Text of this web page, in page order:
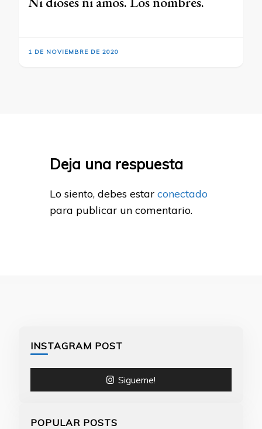
1 DE NOVIEMBRE DE 2020
Deja una respuesta
Lo siento, debes estar conectado
para publicar un comentario.
INSTAGRAM POST
Sigueme!
POPULAR POSTS